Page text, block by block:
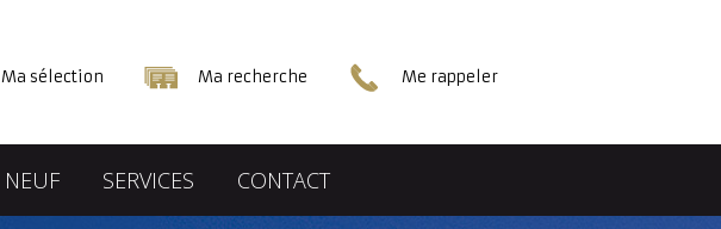
Me rappeler
Ma recherche
Ma sélection
NEUF SERVICES CONTACT